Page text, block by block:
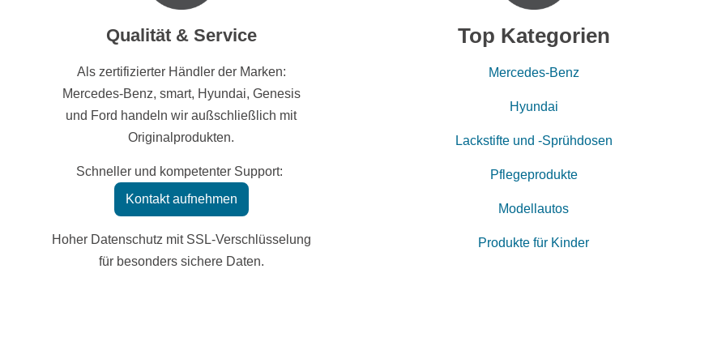
Qualität & Service
Als zertifizierter Händler der Marken:
Mercedes-Benz, smart, Hyundai, Genesis
und Ford handeln wir außschließlich mit
Originalprodukten.
Schneller und kompetenter Support:
Kontakt aufnehmen
Hoher Datenschutz mit SSL-Verschlüsselung
für besonders sichere Daten.
Top Kategorien
Mercedes-Benz
Hyundai
Lackstifte und -Sprühdosen
Pflegeprodukte
Modellautos
Produkte für Kinder